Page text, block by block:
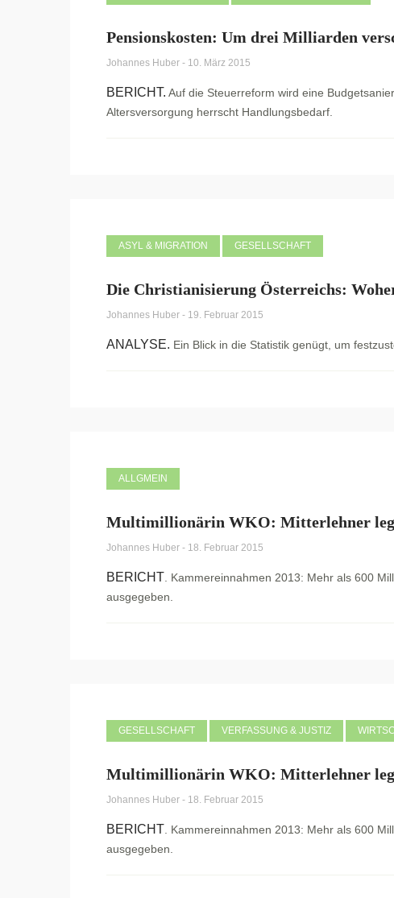
Pensionskosten: Um drei Milliarden
Johannes Huber - 10. März 2015
BERICHT. Auf die Steuerreform wird eine
Altersversorgung herrscht Handlungsbedarf.
ASYL & MIGRATION GESELLSCHAFT
Die Christianisierung Österreichs:
Johannes Huber - 19. Februar 2015
ANALYSE. Ein Blick in die Statistik genügt, um
ALLGMEIN
Multimillionärin WKO: Mitterlehner
Johannes Huber - 18. Februar 2015
BERICHT . Kammereinnahmen 2013: Mehr als 600
ausgegeben.
GESELLSCHAFT VERFASSUNG & JUSTIZ
Multimillionärin WKO: Mitterlehner
Johannes Huber - 18. Februar 2015
BERICHT . Kammereinnahmen 2013: Mehr als 600
ausgegeben.